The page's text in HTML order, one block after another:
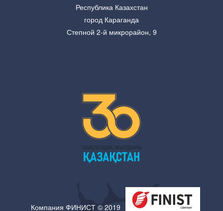
Республика Казахстан
город Караганда
Степной 2-й микрорайон, 9
Компания ФИНИСТ © 2019